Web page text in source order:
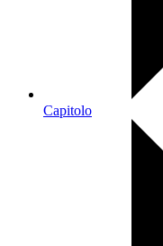
Capitolo